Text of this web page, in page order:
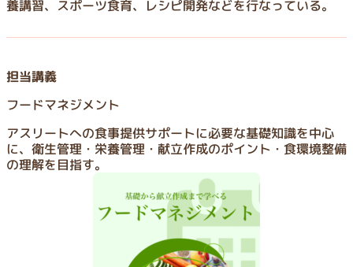
養講習、スポーツ食育、レシピ開発などを行なっている。
担当講義
フードマネジメント
アスリートへの食事提供サポートに必要な基礎知識を中心
に、衛生管理・栄養管理・献立作成のポイント・食環境整備
の理解を目指す。